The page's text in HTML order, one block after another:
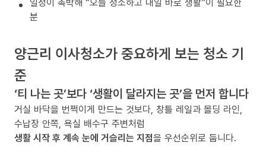
분
양근리 이사청소가 중요하게 보는 청소 기
준
‘티 나는 곳’보다 ‘생활이 달라지는 곳’을 먼저 합니다
거실 바닥을 번쩍이게 만드는 것보다, 창틀 레일과 몰딩 라인,
수납장 안쪽, 욕실 배수구 주변처럼
생활 시작 후 계속 눈에 거슬리는 지점을 우선순위로 둡니다.